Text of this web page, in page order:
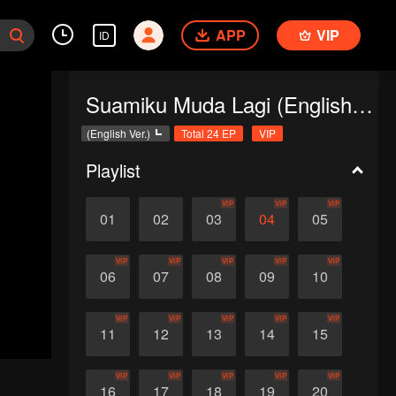
ID APP VIP
Suamiku Muda Lagi (English Ver.)
(English Ver.) Total 24 EP VIP
Playlist
01 02 03
VIP
04
VIP
05
VIP
06
VIP
07
VIP
08
VIP
09
VIP
10
VIP
11
VIP
12
VIP
13
VIP
14
VIP
15
VIP
16
VIP
17
VIP
18
VIP
19
VIP
20
VIP